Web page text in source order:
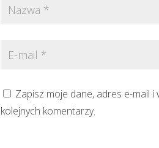
Zapisz moje dane, adres e-mail
kolejnych komentarzy.